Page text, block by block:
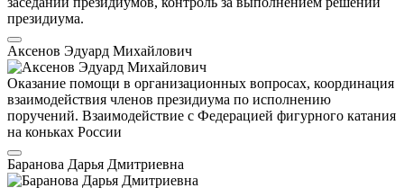
президиума.
Аксенов Эдуард Михайлович
Оказание помощи в организационных вопросах, координация
взаимодействия членов президиума по исполнению
поручений. Взаимодействие с Федерацией фигурного катания
на коньках России
Баранова Дарья Дмитриевна